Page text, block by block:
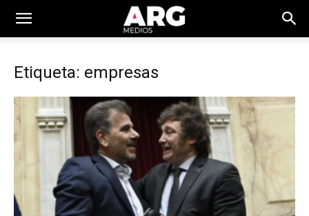
Etiqueta: empresas